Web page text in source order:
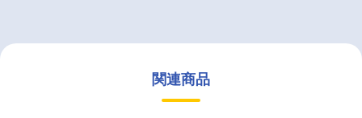
関連商品